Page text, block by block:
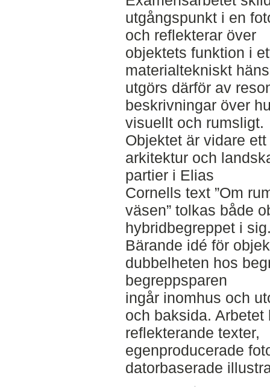
utgångspunkt i en
och reflekterar över
objektets funktion i
materialtekniskt
utgörs därför av
beskrivningar över
visuellt och rumsligt.
Objektet är vidare
arkitektur och
partier i Elias
Cornells text ”Om
väsen” tolkas både
hybridbegreppet i
Bärande idé för
dubbelheten hos
begreppsparen
ingår inomhus och
och baksida.
reflekterande texter,
egenproducerade
datorbaserade